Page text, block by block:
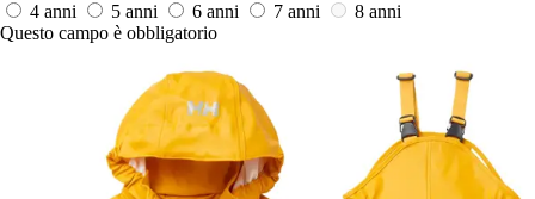
4 anni
5 anni 6 anni 7 anni
8 anni
Questo campo è obbligatorio